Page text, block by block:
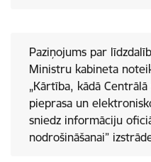
Paziņojums par
Ministru kabineta
„Kārtība, kādā
pieprasa un
sniedz informāciju
nodrošināšanai”